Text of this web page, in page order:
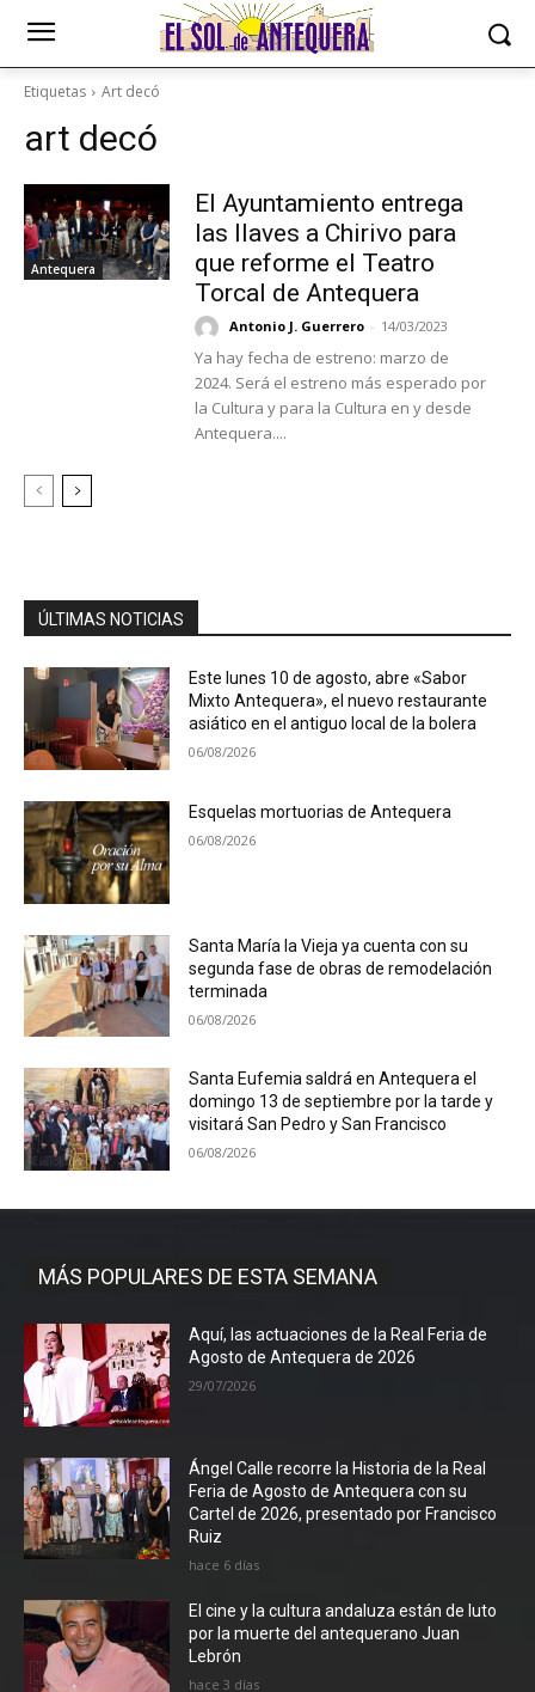
Etiquetas Art decó
art decó
Antequera
El Ayuntamiento entrega
las llaves a Chirivo para
que reforme el Teatro
Torcal de Antequera
Antonio J. Guerrero - 14/03/2023
Ya hay fecha de estreno: marzo de
2024. Será el estreno más esperado por
la Cultura y para la Cultura en y desde
Antequera....
ÚLTIMAS NOTICIAS
Este lunes 10 de agosto, abre «Sabor
Mixto Antequera», el nuevo restaurante
asiático en el antiguo local de la bolera
06/08/2026
Esquelas mortuorias de Antequera
06/08/2026
Santa María la Vieja ya cuenta con su
segunda fase de obras de remodelación
terminada
06/08/2026
Santa Eufemia saldrá en Antequera el
domingo 13 de septiembre por la tarde y
visitará San Pedro y San Francisco
06/08/2026
MÁS POPULARES DE ESTA SEMANA
Aquí, las actuaciones de la Real Feria de
Agosto de Antequera de 2026
29/07/2026
Ángel Calle recorre la Historia de la Real
Feria de Agosto de Antequera con su
Cartel de 2026, presentado por Francisco
Ruiz
hace 6 días
El cine y la cultura andaluza están de luto
por la muerte del antequerano Juan
Lebrón
hace 3 días